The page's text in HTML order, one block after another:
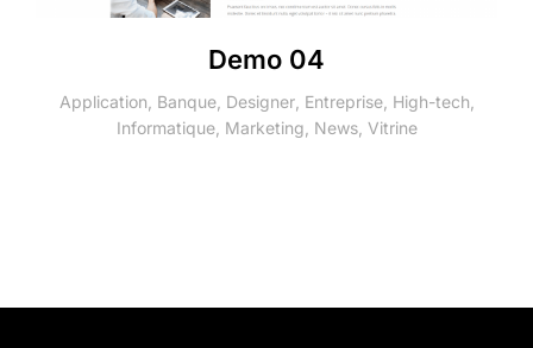
Demo 04
Application Banque, Designer, Entreprise, High-tech
Informatique, Marketing News, Vitrine